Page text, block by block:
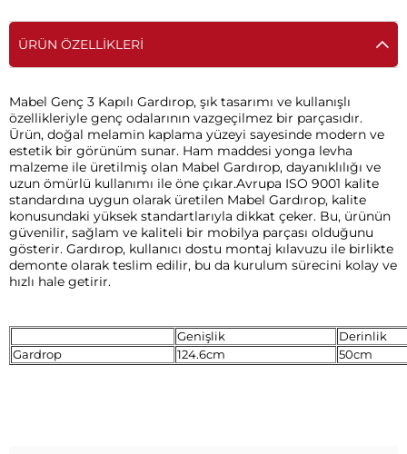
ÜRÜN ÖZELLIKLERI
Mabel Genç 3 Kapılı Gardırop, şık tasarımı ve kullanışlı
özellikleriyle genç odalarının vazgeçilmez bir parçasıdır.
Ürün, doğal melamin kaplama yüzeyi sayesinde modern ve
estetik bir görünüm sunar. Ham maddesi yonga levha
malzeme ile üretilmiş olan Mabel Gardırop, dayanıklılığı ve
uzun ömürlü kullanımı ile öne çıkar.Avrupa ISO 9001 kalite
standardına uygun olarak üretilen Mabel Gardırop, kalite
konusundaki yüksek standartlarıyla dikkat çeker. Bu, ürünün
güvenilir, sağlam ve kaliteli bir mobilya parçası olduğunu
gösterir. Gardırop, kullanıcı dostu montaj kılavuzu ile birlikte
demonte olarak teslim edilir, bu da kurulum sürecini kolay ve
hızlı hale getirir.
Genişlik
Derinlik
Gardrop
124.6cm 50cm